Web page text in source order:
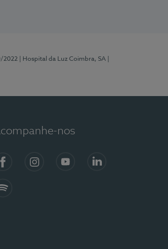
2022 | Hospital da Luz Coimbra, SA
nos